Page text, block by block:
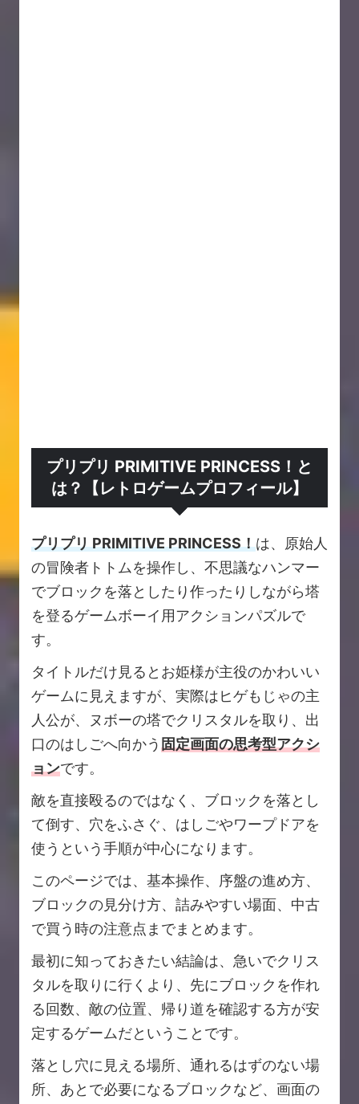
プリプリ PRIMITIVE PRINCESS！と
は？【レトロゲームプロフィール】
プリプリ PRIMITIVE PRINCESS！は、原始人
の冒険者トトムを操作し、不思議なハンマー
でブロックを落としたり作ったりしながら塔
を登るゲームボーイ用アクションパズルで
す。
タイトルだけ見るとお姫様が主役のかわいい
ゲームに見えますが、実際はヒゲもじゃの主
人公が、ヌボーの塔でクリスタルを取り、出
口のはしごへ向かう固定画面の思考型アクシ
ョンです。
敵を直接殴るのではなく、ブロックを落とし
て倒す、穴をふさぐ、はしごやワープドアを
使うという手順が中心になります。
このページでは、基本操作、序盤の進め方、
ブロックの見分け方、詰みやすい場面、中古
で買う時の注意点までまとめます。
最初に知っておきたい結論は、急いでクリス
タルを取りに行くより、先にブロックを作れ
る回数、敵の位置、帰り道を確認する方が安
定するゲームだということです。
落とし穴に見える場所、通れるはずのない場
所、あとで必要になるブロックなど、画面の